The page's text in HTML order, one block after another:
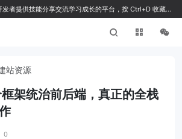
者提供技能分享交流学习成长的平台，按 Ctrl+D 收藏我
站资源
架统治前后端，真正的全栈
0